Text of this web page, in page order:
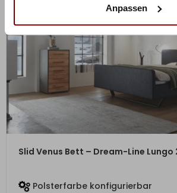
Anpassen
ZUM PRODUKT
Slid Venus Bett – Dream-Line Lungo
Polsterfarbe konfigurierbar